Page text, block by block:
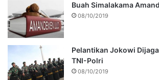
Buah Simalakama
08/10/2019
Pelantikan Jokowi
TNI-Polri
08/10/2019